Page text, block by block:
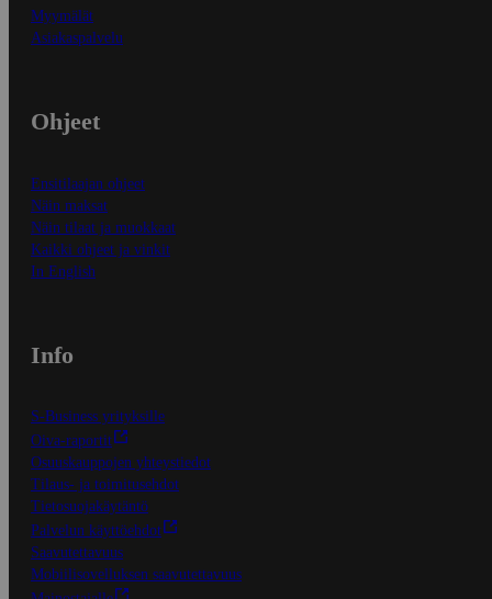
Myymälät
Asiakaspalvelu
Ohjeet
Ensitilaajan ohjeet
Näin maksat
Näin tilaat ja muokkaat
Kaikki ohjeet ja vinkit
In English
Info
S-Business yrityksille
Oiva-raportit
Osuuskauppojen yhteystiedot
Tilaus- ja toimitusehdot
Tietosuojakäytäntö
Palvelun käyttöehdot
Saavutettavuus
Mobiilisovelluksen saavutettavuus